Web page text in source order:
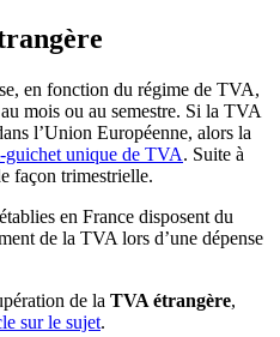
en fonction du régime de TVA,
mois ou au semestre. Si la TVA
l’Union Européenne, alors la
guichet unique de TVA. Suite à
façon trimestrielle.
en France disposent du
de la TVA lors d’une dépense
de la TVA étrangère,
sur le sujet.